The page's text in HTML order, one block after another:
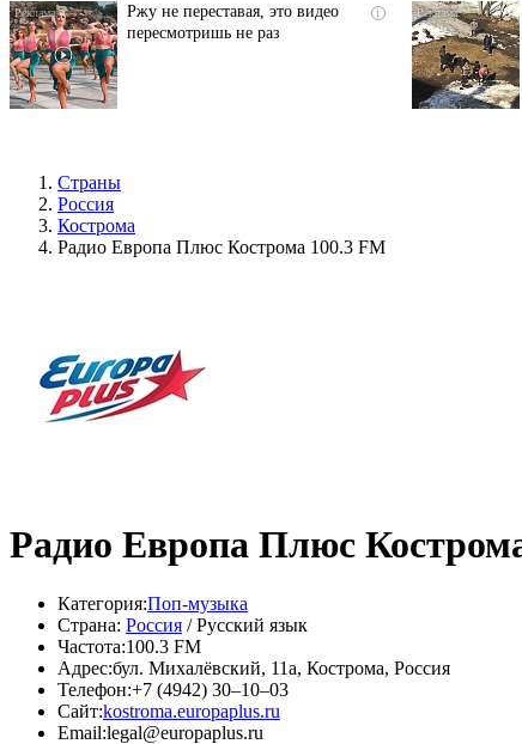
i
Ржу не переставая, это видео
пересмотришь не раз
Страны
Россия
Кострома
Радио Европа Плюс Кострома 100.3 FM
Радио Европа Плюс
Категория:Поп-музыка
Страна: Россия / Русский язык
Частота:100.3 FM
Адрес:бул. Михалёвский, 11а, Кострома, Россия
Телефон:+7 (4942) 30–10–03
Сайт:kostroma.europaplus.ru
Email:legal@europaplus.ru